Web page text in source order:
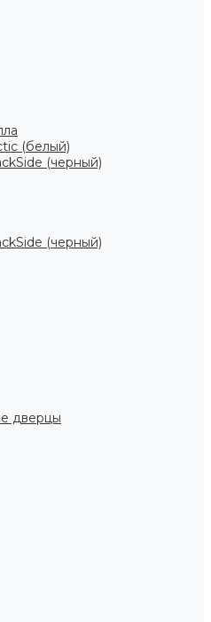
(белый)
(черный)
(черный)
дверцы